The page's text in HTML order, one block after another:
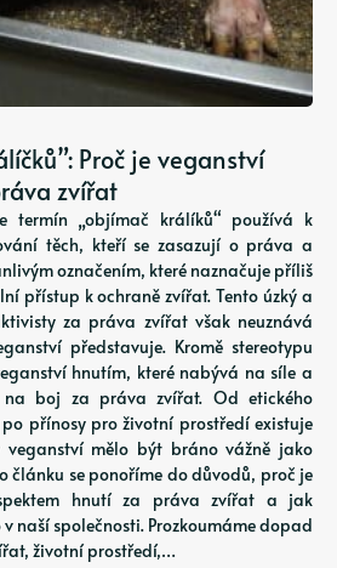
Proč je veganství
zvířat
termín „objímač králíků“ používá k
těch, kteří se zasazují o práva a
označením, které naznačuje příliš
přístup k ochraně zvířat. Tento úzký a
za práva zvířat však neuznává
představuje. Kromě stereotypu
hnutím, které nabývá na síle a
boj za práva zvířat. Od etického
přínosy pro životní prostředí existuje
mělo být bráno vážně jako
článku se ponoříme do důvodů, proč je
hnutí za práva zvířat a jak
naší společnosti. Prozkoumáme dopad
životní prostředí,…